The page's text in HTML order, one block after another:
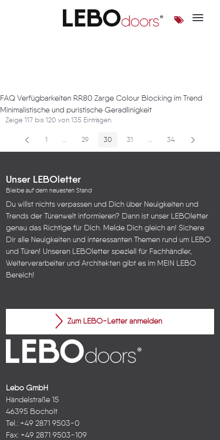
Toggle
FAQ Verfügbarkeiten RR80 Zarge Colour Blocking im Trend
Minimalistische und puristische Geradlinigkeit
Zeige 117 bis 120 von 135 Einträgen.
Seite
1 ...Zwischenseiten
Seite
29 Seite
30 Seite
31 ...Zwischenseiten
Seite
34
Unser LEBOletter
Bleibe auf dem neuesten Stand
Du willst nichts verpassen und Dich über Neuigkeiten und
Trends der Türenwelt informieren? Dann ist unser LEBOletter
genau das Richtige für Dich. Melde Dich gleich an! Sichere
Dir alle Neuigkeiten und interessanten Themen rund um LEBO
und Türen! Unseren LEBOletter speziell für Fachhändler,
Weiterverarbeiter und Architekten gibt es im MEIN LEBO
Bereich!
Zum LEBO-Letter anmelden
Lebo GmbH
Händelstraße 15
46395 Bocholt
Tel.: +49 2871 9503-0
Fax: +49 2871 9503-109